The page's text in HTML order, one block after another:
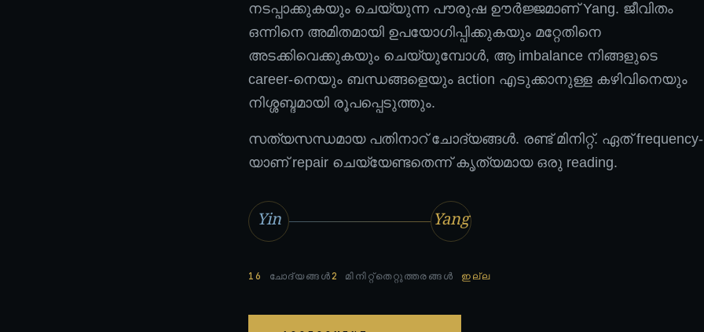
നടപ്പാക്കുകയും ചെയ്യുന്ന പൗരുഷ ഊർജ്ജമാണ് Yang. ജീവിതം
ഒന്നിനെ അമിതമായി ഉപയോഗിപ്പിക്കുകയും മറ്റേതിനെ
അടക്കിവെക്കുകയും ചെയ്യുമ്പോൾ, ആ imbalance നിങ്ങളുടെ
career-നെയും ബന്ധങ്ങളെയും action എടുക്കാനുള്ള കഴിവിനെയും
നിശ്ശബ്ദമായി രൂപപ്പെടുത്തും.
സത്യസന്ധമായ പതിനാറ് ചോദ്യങ്ങൾ. രണ്ട് മിനിറ്റ്. ഏത് frequency-
യാണ് repair ചെയ്യേണ്ടതെന്ന് കൃത്യമായ ഒരു reading.
Yin Yang
16 ചോദ്യങ്ങൾ2 മിനിറ്റ്തെറ്റുത്തരങ്ങൾ ഇല്ല